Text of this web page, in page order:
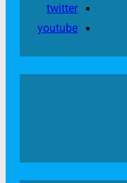
twitter
youtube